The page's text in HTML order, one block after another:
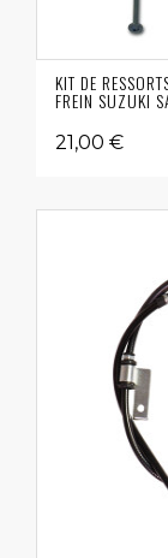
KIT DE
FREIN SUZUKI
21,00 €